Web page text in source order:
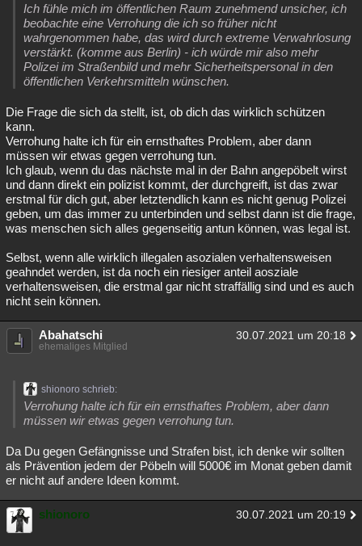
Ich fühle mich im öffentlichen Raum zunehmend unsicher, ich
beobachte eine Verrohung die ich so früher nicht
wahrgenommen habe, das wird durch extreme Verwahrlosung
verstärkt. (komme aus Berlin) - ich würde mir also mehr
Polizei im Straßenbild und mehr Sicherheitspersonal in den
öffentlichen Verkehrsmitteln wünschen.
Die Frage die sich da stellt, ist, ob dich das wirklich schützen
kann.
Verrohung halte ich für ein ernsthaftes Problem, aber dann
müssen wir etwas gegen verrohung tun.
Ich glaub, wenn du das nächste mal in der Bahn angepöbelt wirst
und dann direkt ein polizist kommt, der durchgreift, ist das zwar
erstmal für dich gut, aber letztendlich kann es nicht genug Polizei
geben, um das immer zu unterbinden und selbst dann ist die frage,
was menschen sich alles gegenseitig antun können, was legal ist.
Selbst, wenn alle wirklich illegalen asozialen verhaltensweisen
geahndet werden, ist da noch ein riesiger anteil aosziale
verhaltensweisen, die erstmal gar nicht straffällig sind und es auch
nicht sein können.
Abahatschi 30.07.2021 um 20:18
ehemaliges Mitglied
shionoro schrieb:
Verrohung halte ich für ein ernsthaftes Problem, aber dann
müssen wir etwas gegen verrohung tun.
Da Du gegen Gefängnisse und Strafen bist, ich denke wir sollten
als Prävention jedem der Pöbeln will 5000€ im Monat geben damit
er nicht auf andere Ideen kommt.
shionoro 30.07.2021 um 20:19